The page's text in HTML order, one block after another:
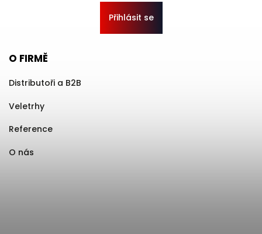
Přihlásit se
O FIRMĚ
Distributoři a B2B
Veletrhy
Reference
O nás